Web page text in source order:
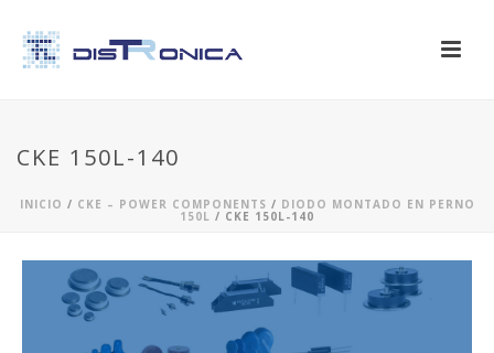
CKE 150L-140
INICIO / CKE – POWER COMPONENTS / DIODO MONTADO EN PERNO
150L / CKE 150L-140